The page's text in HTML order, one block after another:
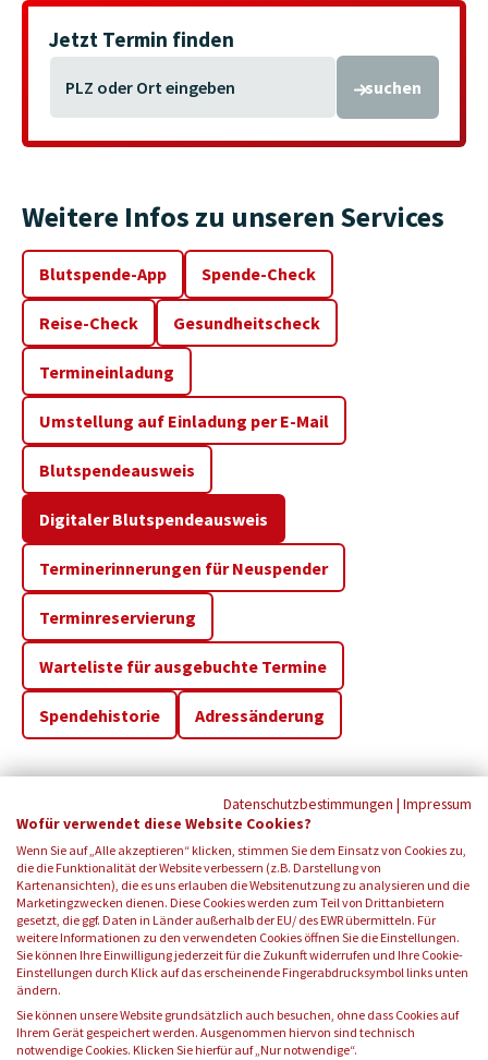
Jetzt Termin finden
PLZ oder Ort eingeben suchen
Weitere Infos zu unseren Services
Blutspende-App Spende-Check
Reise-Check Gesundheitscheck
Termineinladung
Umstellung auf Einladung per E-Mail
Blutspendeausweis
Digitaler Blutspendeausweis
Terminerinnerungen für Neuspender
Terminreservierung
Warteliste für ausgebuchte Termine
Spendehistorie Adressänderung
FOLGEN SIE UNS:
Datenschutzbestimmungen | Impressum
Wofür verwendet diese Website Cookies?
Wenn Sie auf „Alle akzeptieren“ klicken, stimmen Sie dem Einsatz von Cookies zu,
die die Funktionalität der Website verbessern (z.B. Darstellung von
Kartenansichten), die es uns erlauben die Websitenutzung zu analysieren und die
Marketingzwecken dienen. Diese Cookies werden zum Teil von Drittanbietern
gesetzt, die ggf. Daten in Länder außerhalb der EU/ des EWR übermitteln. Für
weitere Informationen zu den verwendeten Cookies öffnen Sie die Einstellungen.
Sie können Ihre Einwilligung jederzeit für die Zukunft widerrufen und Ihre Cookie-
Einstellungen durch Klick auf das erscheinende Fingerabdrucksymbol links unten
ändern.
Sie können unsere Website grundsätzlich auch besuchen, ohne dass Cookies auf
Ihrem Gerät gespeichert werden. Ausgenommen hiervon sind technisch
notwendige Cookies. Klicken Sie hierfür auf „Nur notwendige“.